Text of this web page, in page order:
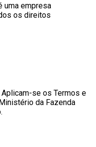
uma empresa
os direitos
se os Termos e
da Fazenda